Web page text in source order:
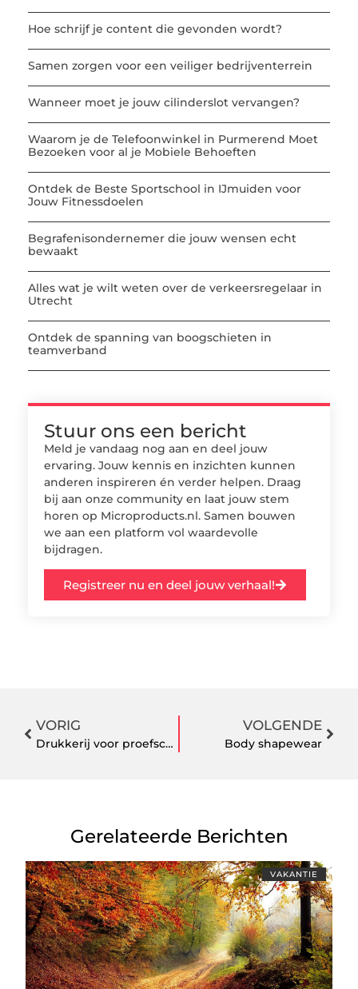
Hoe schrijf je content die gevonden wordt?
Samen zorgen voor een veiliger bedrijventerrein
Wanneer moet je jouw cilinderslot vervangen?
Waarom je de Telefoonwinkel in Purmerend Moet
Bezoeken voor al je Mobiele Behoeften
Ontdek de Beste Sportschool in IJmuiden voor
Jouw Fitnessdoelen
Begrafenisondernemer die jouw wensen echt
bewaakt
Alles wat je wilt weten over de verkeersregelaar in
Utrecht
Ontdek de spanning van boogschieten in
teamverband
Stuur ons een bericht
Meld je vandaag nog aan en deel jouw
ervaring. Jouw kennis en inzichten kunnen
anderen inspireren én verder helpen. Draag
bij aan onze community en laat jouw stem
horen op Microproducts.nl. Samen bouwen
we aan een platform vol waardevolle
bijdragen.
Registreer nu en deel jouw verhaal!
VORIG
Drukkerij voor proefschriften
VOLGENDE
Body shapewear
Gerelateerde Berichten
VAKANTIE